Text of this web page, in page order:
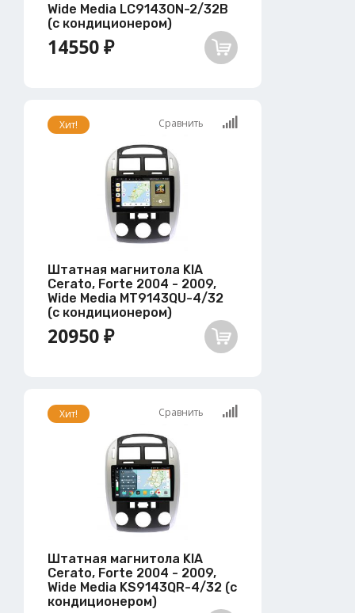
Wide Media LC9143ON-2/32B
(с кондиционером)
14550 ₽
Хит! Сравнить
Штатная магнитола KIA
Cerato, Forte 2004 - 2009,
Wide Media MT9143QU-4/32
(с кондиционером)
20950 ₽
Хит! Сравнить
Штатная магнитола KIA
Cerato, Forte 2004 - 2009,
Wide Media KS9143QR-4/32 (с
кондиционером)